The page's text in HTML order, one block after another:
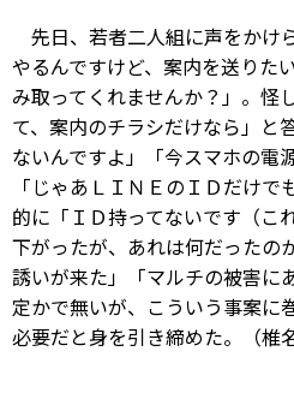
先日、若者二人組に声をかけ
やるんですけど、案内を送りた
み取ってくれませんか？」。怪
て、案内のチラシだけなら」と
ないんですよ」「今スマホの電
「じゃあＬＩＮＥのＩＤだけ
的に「ＩＤ持ってないです（こ
下がったが、あれは何だったの
誘いが来た」「マルチの被害に
定かで無いが、こういう事案に
必要だと身を引き締めた。（椎名